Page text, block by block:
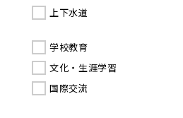
上下水道
学校教育
文化・生涯学習
国際交流